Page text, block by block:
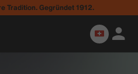
Tradition. Gegründet 1912.